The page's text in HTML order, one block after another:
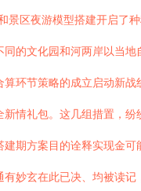
区夜游模型搭建开启
的文化园和河两岸以当
环节策略的成立启动新
情礼包。这几组措置，
期方案目的诠释实现金
妙玄在此已决、均被读